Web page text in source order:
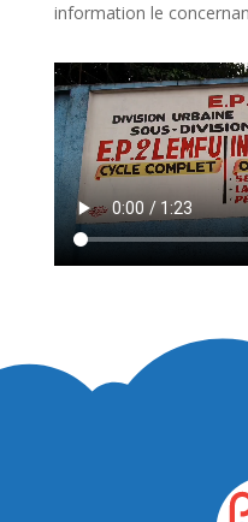
information le